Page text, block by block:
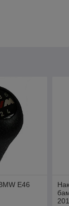
E46